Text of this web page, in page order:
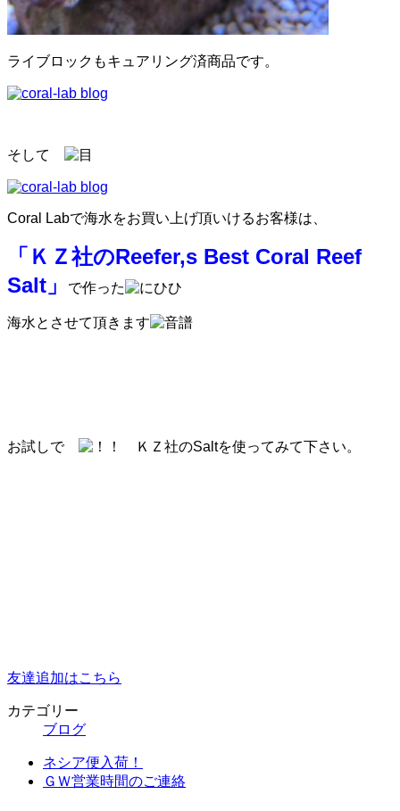
ライブロックもキュアリング済商品です。
そして
Coral Labで海水をお買い上げ頂いけるお客様は、
「ＫＺ社のReefer,s Best Coral Reef
Salt」
で作った
海水とさせて頂きます
お試しで ＫＺ社のSaltを使ってみて下さい。
友達追加はこちら
カテゴリー
ブログ
ネシア便入荷！
ＧＷ営業時間のご連絡